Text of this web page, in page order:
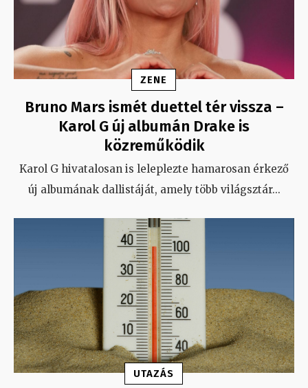
ZENE
Bruno Mars ismét duettel tér vissza –
Karol G új albumán Drake is
közreműködik
Karol G hivatalosan is leleplezte hamarosan érkező
új albumának dallistáját, amely több világsztár...
UTAZÁS